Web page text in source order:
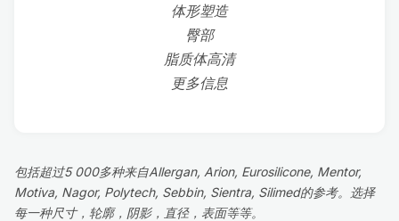
体形塑造
臀部
脂质体高清
更多信息
包括超过5 000多种来自Allergan, Arion, Eurosilicone, Mentor,
Motiva, Nagor, Polytech, Sebbin, Sientra, Silimed的参考。选择
每一种尺寸，轮廓，阴影，直径，表面等等。